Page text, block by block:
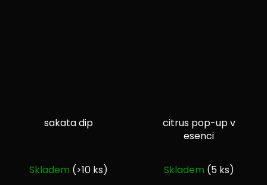
sakata dip
hodnocení
Skladem (>10 ks)
citrus pop-up v
esenci
hodnocení
Skladem (5 ks)